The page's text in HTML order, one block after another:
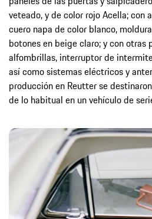
veteado, y de color rojo Acella; con
cuero napa de color blanco,
botones en beige claro; y con
alfombrillas, interruptor de
así como sistemas eléctricos y
producción en Reutter se
de lo habitual en un vehículo de